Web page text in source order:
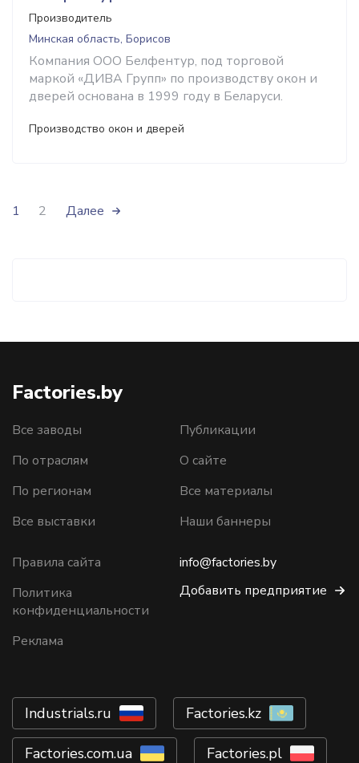
Производитель
Минская область, Борисов
Компания ООО Белфентур, под торговой
маркой «ДИВА Групп» по производству окон и
дверей основана в 1999 году в Беларуси.
Производство окон и дверей
1 2 Далее
Factories.by
Все заводы
По отраслям
По регионам
Все выставки
Публикации
О сайте
Все материалы
Наши баннеры
Правила сайта
Политика
конфиденциальности
Реклама
info@factories.by
Добавить предприятие
Industrials.ru Factories.kz
Factories.com.ua Factories.pl